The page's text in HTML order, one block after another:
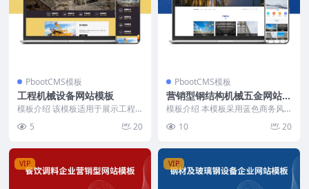
PbootCMS模板
工程机械设备网站模板
模板介绍 该模板适用于展示工程
晰，功能模块覆盖企业...
5 20
PbootCMS模板
营销型钢结构机械五金网站模
板
模板介绍 本模板采用蓝色商务风
构及五金行业特点。首...
10 20
VIP VIP